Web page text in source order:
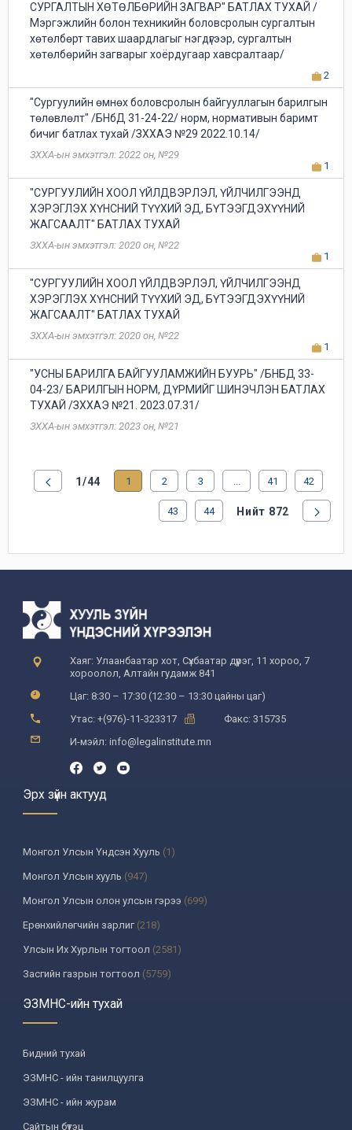
СУРГАЛТЫН ХӨТӨЛБӨРИЙН ЗАГВАР" БАТЛАХ ТУХАЙ /
Мэргэжлийн болон техникийн боловсролын сургалтын
хөтөлбөрт тавих шаардлагыг нэгдүгээр, сургалтын
хөтөлбөрийн загварыг хоёрдугаар хавсралтаар/
2
"Сургуулийн өмнөх боловсролын байгууллагын барилгын
төлөвлөлт" /БНбД 31-24-22/ норм, нормативын баримт
бичиг батлах тухай /ЗХХАЭ №29 2022.10.14/
ЗХХА-ын эмхэтгэл: 2022 он, №29
1
"СУРГУУЛИЙН ХООЛ ҮЙЛДВЭРЛЭЛ, ҮЙЛЧИЛГЭЭНД
ХЭРЭГЛЭХ ХҮНСНИЙ ТҮҮХИЙ ЭД, БҮТЭЭГДЭХҮҮНИЙ
ЖАГСААЛТ" БАТЛАХ ТУХАЙ
ЗХХА-ын эмхэтгэл: 2020 он, №22
1
"СУРГУУЛИЙН ХООЛ ҮЙЛДВЭРЛЭЛ, ҮЙЛЧИЛГЭЭНД
ХЭРЭГЛЭХ ХҮНСНИЙ ТҮҮХИЙ ЭД, БҮТЭЭГДЭХҮҮНИЙ
ЖАГСААЛТ" БАТЛАХ ТУХАЙ
ЗХХА-ын эмхэтгэл: 2020 он, №22
1
"УСНЫ БАРИЛГА БАЙГУУЛАМЖИЙН БУУРЬ" /БНБД 33-
04-23/ БАРИЛГЫН НОРМ, ДҮРМИЙГ ШИНЭЧЛЭН БАТЛАХ
ТУХАЙ /ЗХХАЭ №21. 2023.07.31/
ЗХХА-ын эмхэтгэл: 2023 он, №21
1/44 1 2 3 ... 41 42
43 44 Нийт 872
Хаяг: Улаанбаатар хот, Сүхбаатар дүүрэг, 11 хороо, 7
хороолол, Алтайн гудамж 841
Цаг: 8:30 – 17:30 (12:30 – 13:30 цайны цаг)
Утас: +(976)-11-323317
Факс: 315735
И-мэйл: info@legalinstitute.mn
Эрх зүйн актууд
Монгол Улсын Үндсэн Хууль (1)
Монгол Улсын хууль (947)
Монгол Улсын олон улсын гэрээ (699)
Ерөнхийлөгчийн зарлиг(218)
Улсын Их Хурлын тогтоол (2581)
Засгийн газрын тогтоол (5759)
Үндсэн хуулийн цэцийн шийдвэр
Улсын дээд шүүхийн тогтоол
УИХ-аас томилогддог байгууллагын дарга, түүнтэй адилтгах
албан тушаалтны шийдвэр
Сайдын тушаал(987)
Засгийн газрын агентлагийн даргын тушаал
ЭЗМНС-ийн тухай
Бидний тухай
ЭЗМНС - ийн танилцуулга
ЭЗМНС - ийн журам
Сайтын бүтэц